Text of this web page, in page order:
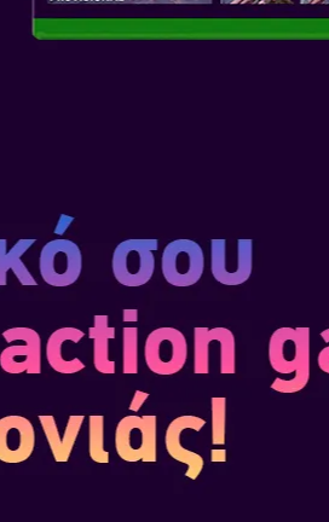
παιχνιδιού σας. Όπως οι
απολαύσετε τα παιχνίδια σας σε τρεις
Η ποιότητα του ήχου είναι πιο φυσική
Ακούστε τη διαφορά μόνοι σας, είτε
τα ακουστικά σας.
ΑΠΟΘΗΚΕΥΤΙΚΟΣ
ΣΥΜΒΑΤΟΤΗΤΑ
Το Nintendo Switch 2 έρχεται με 256